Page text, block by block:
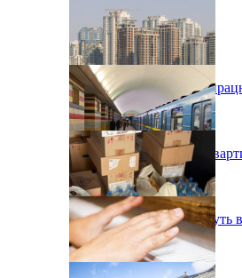
Київські школи будуть
У Києві подорожчали
У київському метро хочуть